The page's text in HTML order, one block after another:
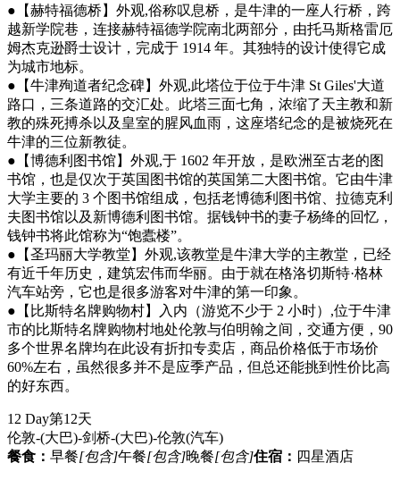
●【赫特福德桥】外观,俗称叹息桥，是牛津的一座人行桥，跨
越新学院巷，连接赫特福德学院南北两部分，由托马斯格雷厄
姆杰克逊爵士设计，完成于 1914 年。其独特的设计使得它成
为城市地标。
●【牛津殉道者纪念碑】外观,此塔位于位于牛津 St Giles'大道
路口，三条道路的交汇处。此塔三面七角，浓缩了天主教和新
教的殊死搏杀以及皇室的腥风血雨，这座塔纪念的是被烧死在
牛津的三位新教徒。
●【博德利图书馆】外观,于 1602 年开放，是欧洲至古老的图
书馆，也是仅次于英国图书馆的英国第二大图书馆。它由牛津
大学主要的 3 个图书馆组成，包括老博德利图书馆、拉德克利
夫图书馆以及新博德利图书馆。据钱钟书的妻子杨绛的回忆，
钱钟书将此馆称为“饱蠹楼”。
●【圣玛丽大学教堂】外观,该教堂是牛津大学的主教堂，已经
有近千年历史，建筑宏伟而华丽。由于就在格洛切斯特·格林
汽车站旁，它也是很多游客对牛津的第一印象。
●【比斯特名牌购物村】入内（游览不少于 2 小时）,位于牛津
市的比斯特名牌购物村地处伦敦与伯明翰之间，交通方便，90
多个世界名牌均在此设有折扣专卖店，商品价格低于市场价
60%左右，虽然很多并不是应季产品，但总还能挑到性价比高
的好东西。
12 Day第12天
伦敦-(大巴)-剑桥-(大巴)-伦敦(汽车)
餐食： 早餐[包含]午餐[包含]晚餐[包含]住宿： 四星酒店